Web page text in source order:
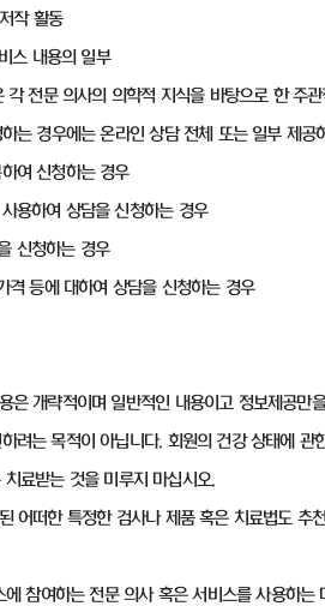
작 활동
스 내용의 일부
전문 의사의 의학적 지식을 바탕으로 한 주
는 경우에는 온라인 상담 전체 또는 일부 제공
여 신청하는 경우
용하여 상담을 신청하는 경우
신청하는 경우
격 등에 대하여 상담을 신청하는 경우
은 개략적이며 일반적인 내용이고 정보제공
려는 목적이 아닙니다. 회원의 건강 상태에
료받는 것을 미루지 마십시오.
어떠한 특정한 검사나 제품 혹은 치료법도
참여하는 전문 의사 혹은 서비스를 사용하